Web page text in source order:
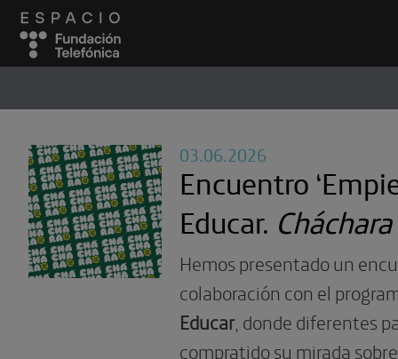
03.06.2026
Encuentro
Educar.
Hemos presentado un
colaboración con el
Educar, donde diferentes
compratido su mirada